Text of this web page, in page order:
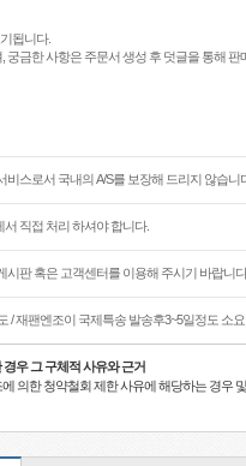
됩니다.
궁금한 사항은 주문서 생성 후 덧글을 통해
스로서 국내의 A/S를 보장해 드리지 않습니
직접 처리 하셔야 합니다.
시판 혹은 고객센터를 이용해 주시기 바랍니
/ 재팬엔조이 국제특송 발송후3~5일정도 소
우 그 구체적 사유와 근거
의한 청약철회 제한 사유에 해당하는 경우